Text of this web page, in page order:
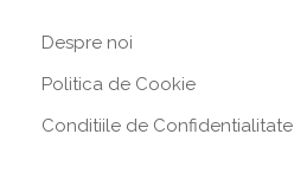
Despre noi
Politica de Сookie
Conditiile de Confidentialitate